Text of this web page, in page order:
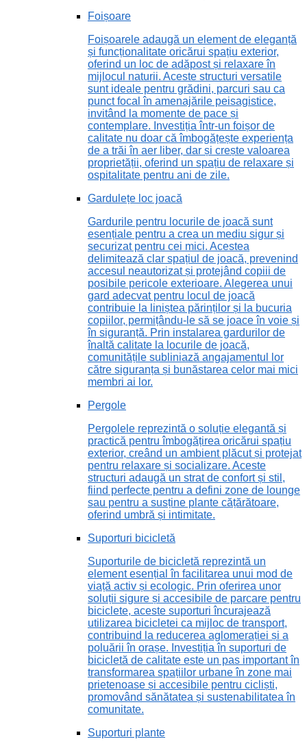
Foișoare
Foișoarele adaugă un element de eleganță
și funcționalitate oricărui spațiu exterior,
oferind un loc de adăpost și relaxare în
mijlocul naturii. Aceste structuri versatile
sunt ideale pentru grădini, parcuri sau ca
punct focal în amenajările peisagistice,
invitând la momente de pace și
contemplare. Investiția într-un foișor de
calitate nu doar că îmbogățește experiența
de a trăi în aer liber, dar și crește valoarea
proprietății, oferind un spațiu de relaxare și
ospitalitate pentru ani de zile.
Gardulețe loc joacă
Gardurile pentru locurile de joacă sunt
esențiale pentru a crea un mediu sigur și
securizat pentru cei mici. Acestea
delimitează clar spațiul de joacă, prevenind
accesul neautorizat și protejând copiii de
posibile pericole exterioare. Alegerea unui
gard adecvat pentru locul de joacă
contribuie la liniștea părinților și la bucuria
copiilor, permițându-le să se joace în voie și
în siguranță. Prin instalarea gardurilor de
înaltă calitate la locurile de joacă,
comunitățile subliniază angajamentul lor
către siguranța și bunăstarea celor mai mici
membri ai lor.
Pergole
Pergolele reprezintă o soluție elegantă și
practică pentru îmbogățirea oricărui spațiu
exterior, creând un ambient plăcut și protejat
pentru relaxare și socializare. Aceste
structuri adaugă un strat de confort și stil,
fiind perfecte pentru a defini zone de lounge
sau pentru a susține plante cățărătoare,
oferind umbră și intimitate.
Suporturi bicicletă
Suporturile de bicicletă reprezintă un
element esențial în facilitarea unui mod de
viață activ și ecologic. Prin oferirea unor
soluții sigure și accesibile de parcare pentru
biciclete, aceste suporturi încurajează
utilizarea bicicletei ca mijloc de transport,
contribuind la reducerea aglomerației și a
poluării în orașe. Investiția în suporturi de
bicicletă de calitate este un pas important în
transformarea spațiilor urbane în zone mai
prietenoase și accesibile pentru cicliști,
promovând sănătatea și sustenabilitatea în
comunitate.
Suporturi plante